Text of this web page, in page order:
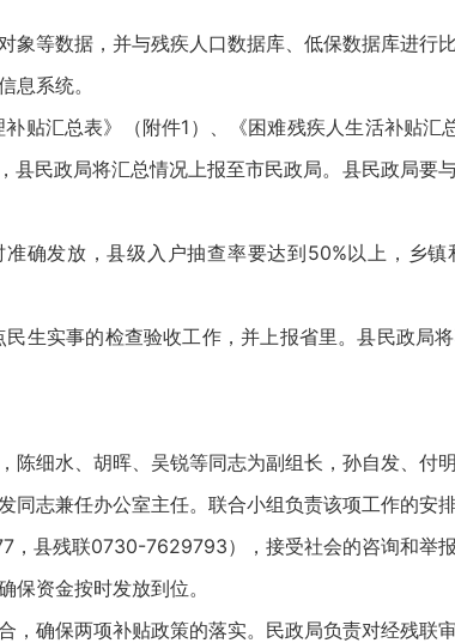
象等数据，并与残疾人口数据库、低保数据库进行
息系统。
贴汇总表》（附件1）、《困难残疾人生活补贴汇
民政局将汇总情况上报至市民政局。县民政局要
确发放，县级入户抽查率要达到50%以上，乡
生实事的检查验收工作，并上报省里。县民政局
陈细水、胡晖、吴锐等同志为副组长，孙自发、付
志兼任办公室主任。联合小组负责该项工作的安
县残联0730-7629793），接受社会的咨询和举报
保资金按时发放到位。
，确保两项补贴政策的落实。民政局负责对经残联